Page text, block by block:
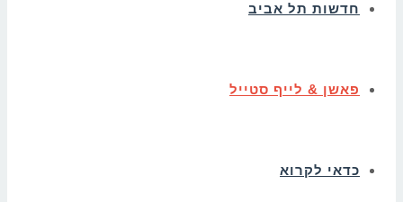
חדשות תל אביב
פאשן & לייף סטייל
כדאי לקרוא